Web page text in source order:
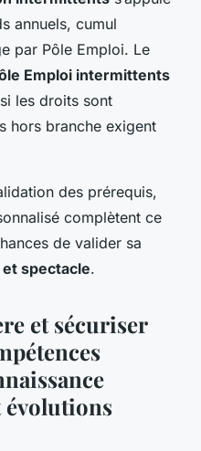
annuels, cumul
par Pôle Emploi. Le
Emploi intermittents
les droits sont
hors branche exigent
des prérequis,
complètent ce
de valider sa
spectacle.
et sécuriser
évolutions